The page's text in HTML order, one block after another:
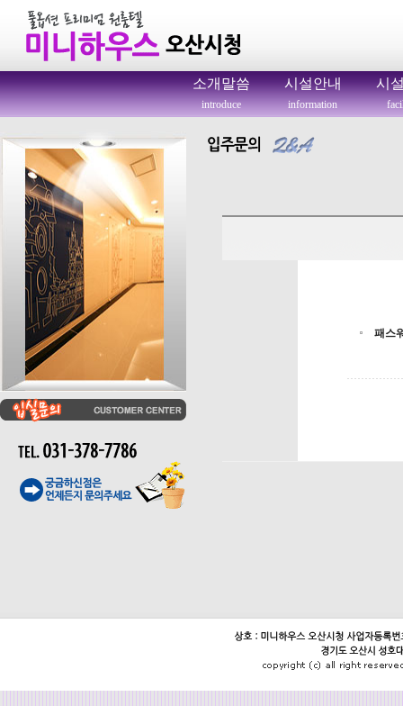
소개말씀
introduce
시설안내
information
시
패스